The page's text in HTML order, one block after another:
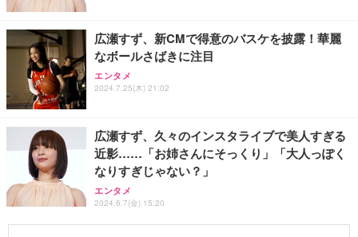
広瀬すず、新CMで得意のバスケを披露！華麗
なボールさばきに注目
エンタメ
2024.7.25(木) 21:02
広瀬すず、久々のインスタライブで美人すぎる
近影……「お姉さんにそっくり」「大人っぽく
なりすぎじゃない？」
エンタメ
2024.6.7(金) 15:20